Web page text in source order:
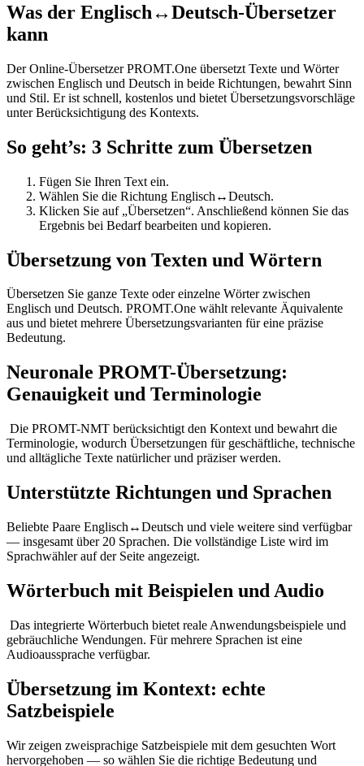
Was der Englisch↔Deutsch-Übersetzer
kann
Der Online-Übersetzer PROMT.One übersetzt Texte und Wörter
zwischen Englisch und Deutsch in beide Richtungen, bewahrt Sinn
und Stil. Er ist schnell, kostenlos und bietet Übersetzungsvorschläge
unter Berücksichtigung des Kontexts.
So geht’s: 3 Schritte zum Übersetzen
Fügen Sie Ihren Text ein.
Wählen Sie die Richtung Englisch↔Deutsch.
Klicken Sie auf „Übersetzen“. Anschließend können Sie das
Ergebnis bei Bedarf bearbeiten und kopieren.
Übersetzung von Texten und Wörtern
Übersetzen Sie ganze Texte oder einzelne Wörter zwischen
Englisch und Deutsch. PROMT.One wählt relevante Äquivalente
aus und bietet mehrere Übersetzungsvarianten für eine präzise
Bedeutung.
Neuronale PROMT-Übersetzung:
Genauigkeit und Terminologie
Die PROMT-NMT berücksichtigt den Kontext und bewahrt die
Terminologie, wodurch Übersetzungen für geschäftliche, technische
und alltägliche Texte natürlicher und präziser werden.
Unterstützte Richtungen und Sprachen
Beliebte Paare Englisch↔Deutsch und viele weitere sind verfügbar
— insgesamt über 20 Sprachen. Die vollständige Liste wird im
Sprachwähler auf der Seite angezeigt.
Wörterbuch mit Beispielen und Audio
Das integrierte Wörterbuch bietet reale Anwendungsbeispiele und
gebräuchliche Wendungen. Für mehrere Sprachen ist eine
Audioaussprache verfügbar.
Übersetzung im Kontext: echte
Satzbeispiele
Wir zeigen zweisprachige Satzbeispiele mit dem gesuchten Wort
hervorgehoben — so wählen Sie die richtige Bedeutung und